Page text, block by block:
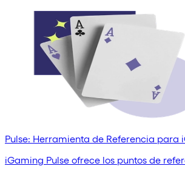
Pulse: Herramienta de Referencia para
iGaming Pulse ofrece los puntos de